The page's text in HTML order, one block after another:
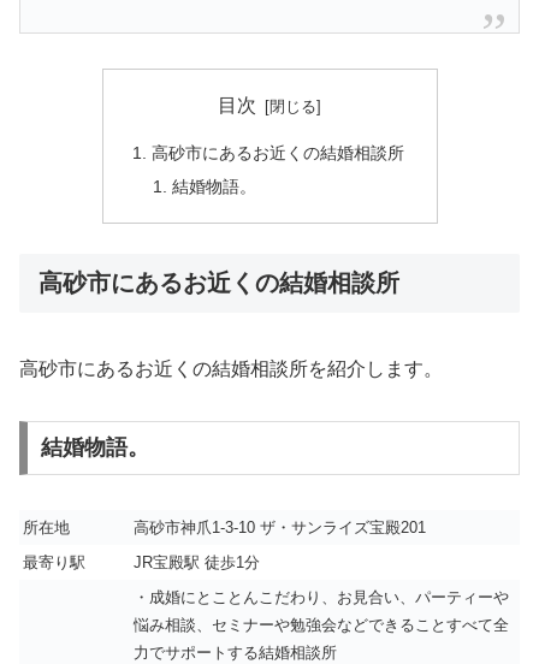
目次
高砂市にあるお近くの結婚相談所
結婚物語。
高砂市にあるお近くの結婚相談所
高砂市にあるお近くの結婚相談所を紹介します。
結婚物語。
所在地
高砂市神爪1-3-10 ザ・サンライズ宝殿201
最寄り駅
JR宝殿駅 徒歩1分
・成婚にとことんこだわり、お見合い、パーティーや
悩み相談、セミナーや勉強会などできることすべて全
力でサポートする結婚相談所